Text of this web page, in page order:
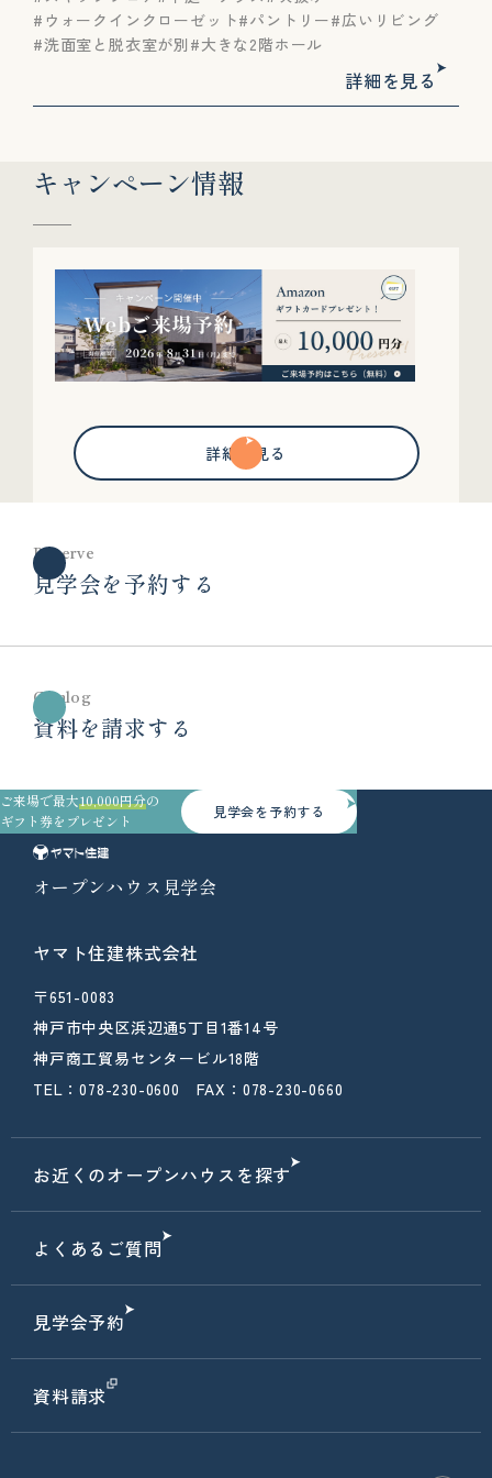
ウォークインクローゼット
パントリー
広いリビング
洗面室と脱衣室が別
大きな2階ホール
詳細を見る
キャンペーン情報
詳細を見る
Reserve
見学会を予約する
Catalog
資料を請求する
ご来場で最大10,000円分の
ギフト券をプレゼント
見学会を予約する
オープンハウス見学会
ヤマト住建株式会社
〒651-0083
神戸市中央区浜辺通5丁目1番14号
神戸商工貿易センタービル18階
TEL：078-230-0600 FAX：078-230-0660
お近くのオープンハウスを探す
よくあるご質問
見学会予約
資料請求